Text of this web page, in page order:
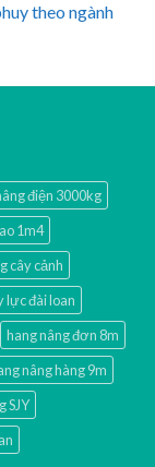
theo ngành
điện 3000kg
1m4
cây cảnh
lực đài loan
hang nâng đơn 8m
nâng hàng 9m
SJY